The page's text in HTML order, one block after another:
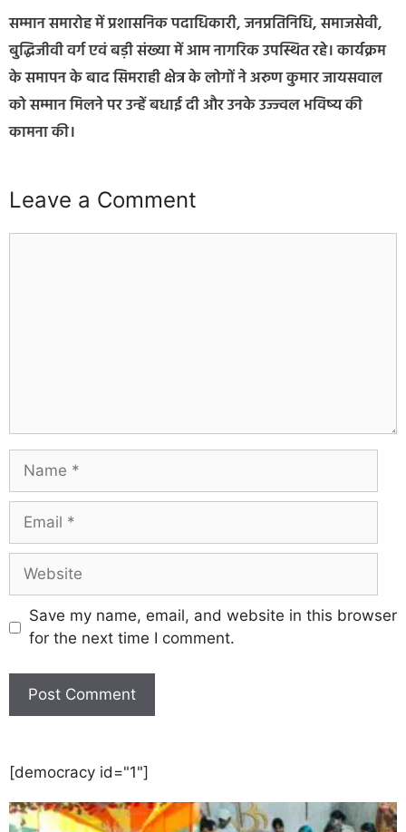
सम्मान समारोह में प्रशासनिक पदाधिकारी, जनप्रतिनिधि, समाजसेवी,
बुद्धिजीवी वर्ग एवं बड़ी संख्या में आम नागरिक उपस्थित रहे। कार्यक्रम
के समापन के बाद सिमराही क्षेत्र के लोगों ने अरुण कुमार जायसवाल
को सम्मान मिलने पर उन्हें बधाई दी और उनके उज्ज्वल भविष्य की
कामना की।
Leave a Comment
Save my name, email, and website in this browser
for the next time I comment.
[democracy id="1"]